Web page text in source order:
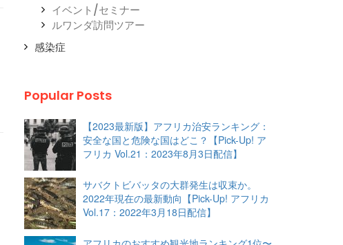
イベント/セミナー
ルワンダ訪問ツアー
感染症
Popular Posts
【2023最新版】アフリカ治安ランキング：
安全な国と危険な国はどこ？【Pick-Up! ア
フリカ Vol.21：2023年8月3日配信】
サバクトビバッタの大群発生は収束か。
2022年現在の最新動向【Pick-Up! アフリカ
Vol.17：2022年3月18日配信】